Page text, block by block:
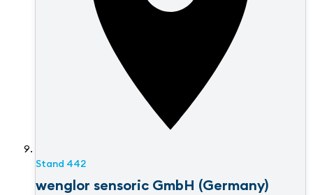
Stand 442
wenglor sensoric GmbH (Germany)